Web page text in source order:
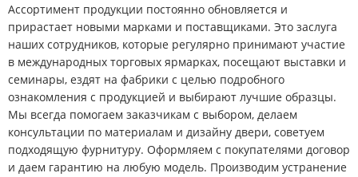
Ассортимент продукции постоянно обновляется и
прирастает новыми марками и поставщиками. Это заслуга
наших сотрудников, которые регулярно принимают участие
в международных торговых ярмарках, посещают выставки и
семинары, ездят на фабрики с целью подробного
ознакомления с продукцией и выбирают лучшие образцы.
Мы всегда помогаем заказчикам с выбором, делаем
консультации по материалам и дизайну двери, советуем
подходящую фурнитуру. Оформляем с покупателями договор
и даем гарантию на любую модель. Производим устранение